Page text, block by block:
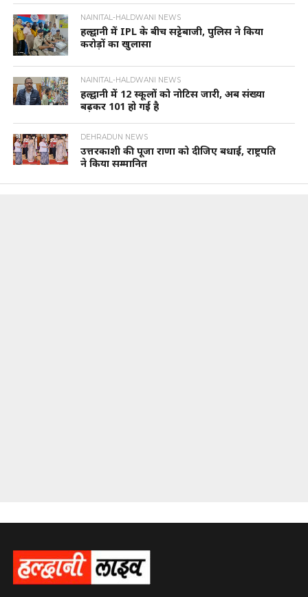
NAINITAL-HALDWANI NEWS
हल्द्वानी में IPL के बीच सट्टेबाजी, पुलिस ने किया
करोड़ों का खुलासा
NAINITAL-HALDWANI NEWS
हल्द्वानी में 12 स्कूलों को नोटिस जारी, अब संख्या
बढ़कर 101 हो गई है
DEHRADUN NEWS
उत्तरकाशी की पूजा राणा को दीजिए बधाई, राष्ट्रपति
ने किया सम्मानित